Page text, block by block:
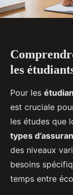
les
Pour les
est cruciale
les études que
types
des niveaux
besoins
temps entre